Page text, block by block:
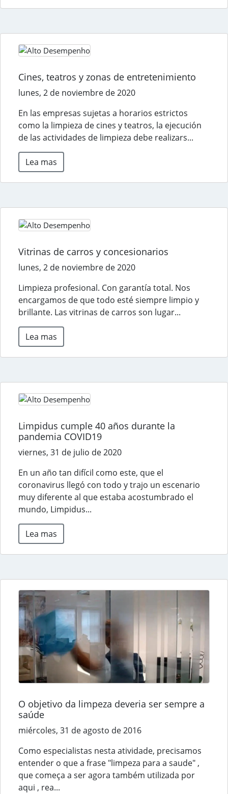
Cines, teatros y zonas de entretenimiento
lunes, 2 de noviembre de 2020
En las empresas sujetas a horarios estrictos
como la limpieza de cines y teatros, la ejecución
de las actividades de limpieza debe realizars...
Lea mas
Vitrinas de carros y concesionarios
lunes, 2 de noviembre de 2020
Limpieza profesional. Con garantía total. Nos
encargamos de que todo esté siempre limpio y
brillante. Las vitrinas de carros son lugar...
Lea mas
Limpidus cumple 40 años durante la
pandemia COVID19
viernes, 31 de julio de 2020
En un año tan difícil como este, que el
coronavirus llegó con todo y trajo un escenario
muy diferente al que estaba acostumbrado el
mundo, Limpidus...
Lea mas
O objetivo da limpeza deveria ser sempre a
saúde
miércoles, 31 de agosto de 2016
Como especialistas nesta atividade, precisamos
entender o que a frase "limpeza para a saude" ,
que começa a ser agora também utilizada por
aqui , rea...